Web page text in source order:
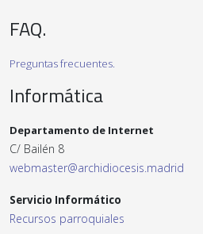
FAQ.
Preguntas frecuentes.
Informática
Departamento de Internet
C/ Bailén 8
webmaster@archidiocesis.madrid
Servicio Informático
Recursos parroquiales